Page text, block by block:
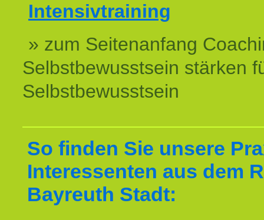
Intensivtraining
» zum Seitenanfang
Selbstbewusstsein stärken
Selbstbewusstsein
So finden Sie unsere
Interessenten aus dem
Bayreuth Stadt: